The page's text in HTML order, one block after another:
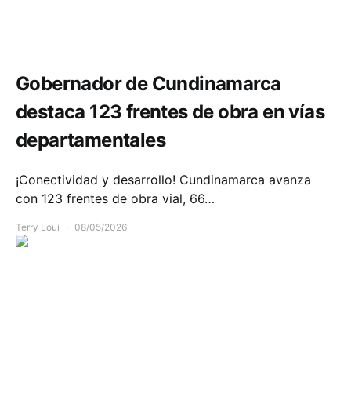
Gobernador de Cundinamarca
destaca 123 frentes de obra en vías
departamentales
¡Conectividad y desarrollo! Cundinamarca avanza
con 123 frentes de obra vial, 66…
Terry Loui 08/05/2026